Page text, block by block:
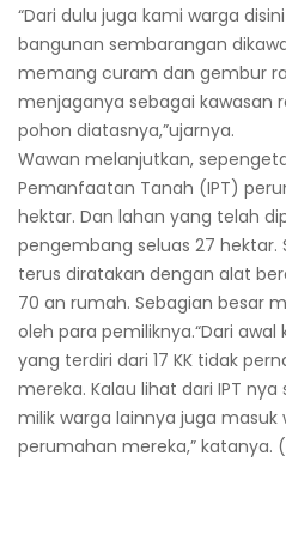
“Dari dulu juga kami warga
bangunan sembarangan
memang curam dan gembur
menjaganya sebagai kawasan
pohon diatasnya,”ujarnya.
Wawan melanjutkan,
Pemanfaatan Tanah (IPT)
hektar. Dan lahan yang telah
pengembang seluas 27 hektar.
terus diratakan dengan alat
70 an rumah. Sebagian besar
oleh para pemiliknya.“Dari awal
yang terdiri dari 17 KK tidak
mereka. Kalau lihat dari IPT
milik warga lainnya juga
perumahan mereka,” katanya.